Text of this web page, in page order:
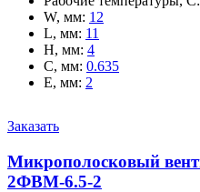
W, мм: 12
L, мм: 11
H, мм: 4
C, мм: 0.635
E, мм: 2
Заказать
Микрополосковый
2ФВМ-6.5-2